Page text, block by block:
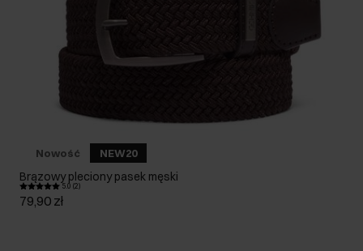
Nowość NEW20
Brązowy pleciony pasek męski
5.0 (2)
79,90 zł